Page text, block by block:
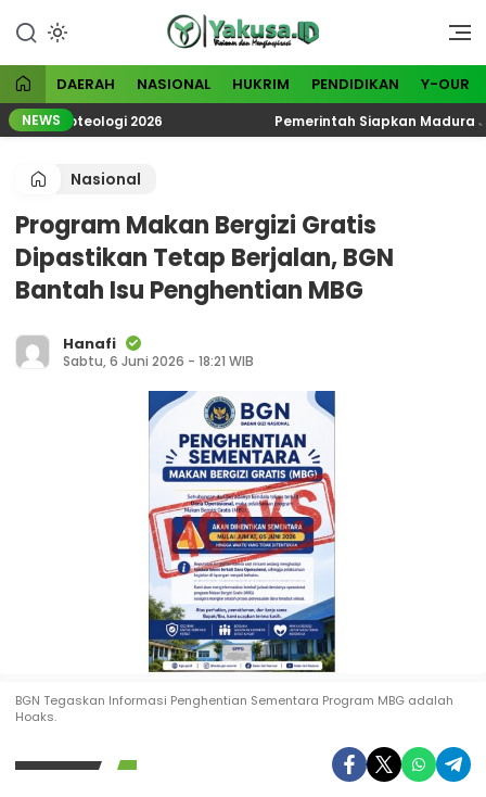
konten
Yakusa
Visioner dan Menginspirasi
DAERAH NASIONAL HUKRIM PENDIDIKAN Y-OUR
NEWS
Ekoteologi 2026 Pemerintah Siapkan Madura
Nasional
Program Makan Bergizi Gratis
Dipastikan Tetap Berjalan, BGN
Bantah Isu Penghentian MBG
Hanafi
Sabtu, 6 Juni 2026 - 18:21 WIB
BGN Tegaskan Informasi Penghentian Sementara Program MBG adalah
Hoaks.